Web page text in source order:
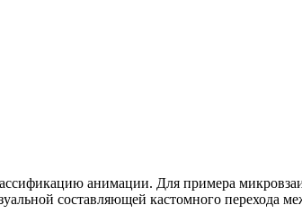
анимации. Для примера
составляющей кастомного перехода